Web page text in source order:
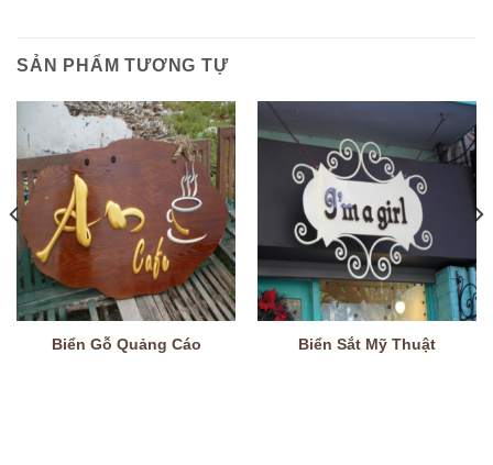
SẢN PHẨM TƯƠNG TỰ
Biển Gỗ Quảng Cáo Biển Sắt Mỹ Thuật